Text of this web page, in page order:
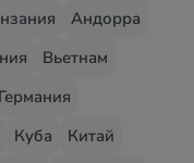
Андорра
Вьетнам
Германия
Куба
Китай